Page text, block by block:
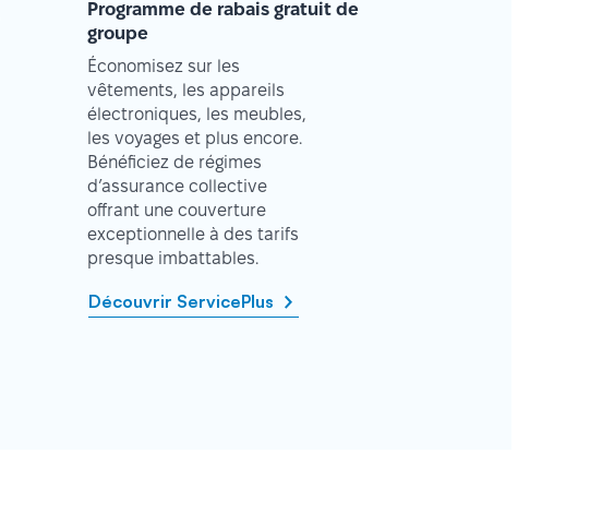
Programme de rabais gratuit de
groupe
Économisez sur les
vêtements, les appareils
électroniques, les meubles,
les voyages et plus encore.
Bénéficiez de régimes
d’assurance collective
offrant une couverture
exceptionnelle à des tarifs
presque imbattables.
Découvrir ServicePlus